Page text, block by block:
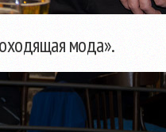
мода».